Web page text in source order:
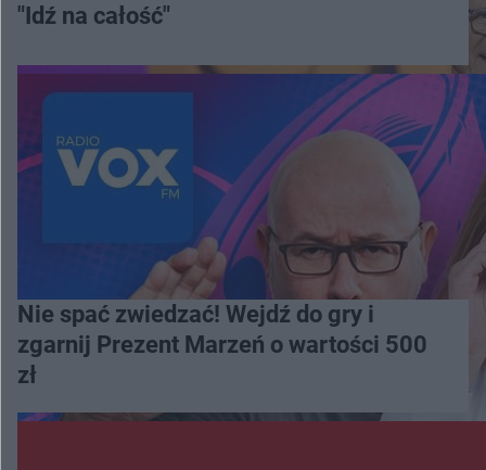
"Idź na całość"
Nie spać zwiedzać! Wejdź do gry i
zgarnij Prezent Marzeń o wartości 500
zł